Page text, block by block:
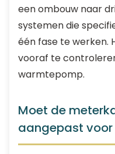
een ombouw naar
systemen die
één fase te werken.
vooraf te
warmtepomp.
Moet de
aangepast